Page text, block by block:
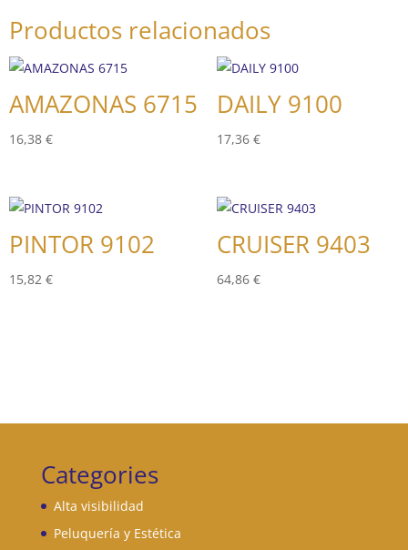
Productos relacionados
AMAZONAS 6715
16,38 €
DAILY 9100
17,36 €
PINTOR 9102
15,82 €
CRUISER 9403
64,86 €
Categories
Alta visibilidad
Peluquería y Estética